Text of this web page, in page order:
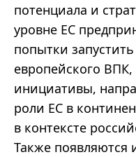
потенциала и
уровне ЕС
попытки
европейского
инициативы,
роли ЕС в
в контексте
Также появляются